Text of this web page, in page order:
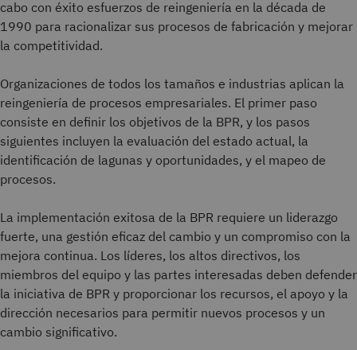
cabo con éxito esfuerzos de reingeniería en la década de
1990 para racionalizar sus procesos de fabricación y mejorar
la competitividad.
Organizaciones de todos los tamaños e industrias aplican la
reingeniería de procesos empresariales. El primer paso
consiste en definir los objetivos de la BPR, y los pasos
siguientes incluyen la evaluación del estado actual, la
identificación de lagunas y oportunidades, y el mapeo de
procesos.
La implementación exitosa de la BPR requiere un liderazgo
fuerte, una gestión eficaz del cambio y un compromiso con la
mejora continua. Los líderes, los altos directivos, los
miembros del equipo y las partes interesadas deben defender
la iniciativa de BPR y proporcionar los recursos, el apoyo y la
dirección necesarios para permitir nuevos procesos y un
cambio significativo.